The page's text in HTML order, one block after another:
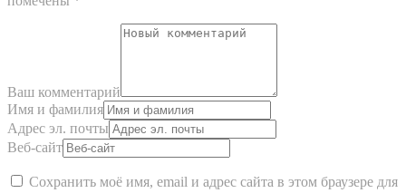
Ваш комментарий
Имя и фамилия
Адрес эл. почты
Веб-сайт
Сохранить моё имя, email и адрес сайта в этом браузере для